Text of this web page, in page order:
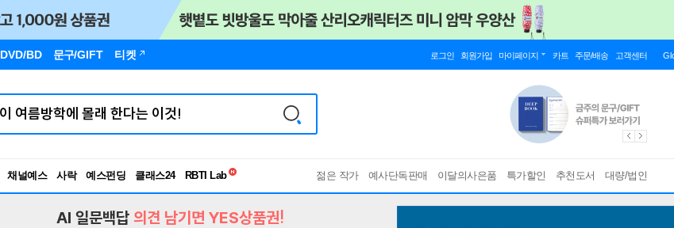
DVD/BD 문구/GIFT 티켓 로그인 회원가입 마이페이지 카트 주문/배송 고객센터
채널예스 사락 예스펀딩 클래스24
RBTI Lab
독서유형검사
젊은 작가 예사단독판매 이달의사은품 특가할인 추천도서 대량/법인
AI 일문백답 의견 남기면 YES상품권!